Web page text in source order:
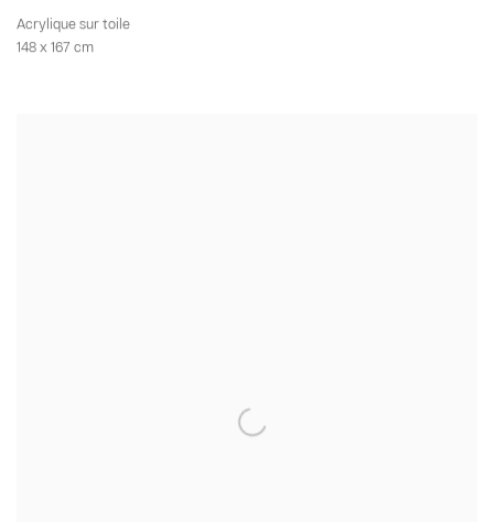
Acrylique sur toile
148 x 167 cm